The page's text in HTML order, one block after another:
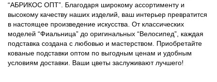
“АБРИКОС ОПТ”. Благодаря широкому ассортименту и
высокому качеству наших изделий, ваш интерьер превратится
в настоящее произведение искусства. От классических
моделей “Фиальница” до оригинальных “Велосипед”, каждая
подставка создана с любовью и мастерством. Приобретайте
кованые подставки оптом по выгодным ценам и удобным
условиям доставки. Ваши цветы заслуживают лучшего!